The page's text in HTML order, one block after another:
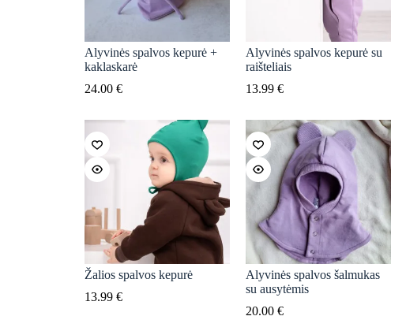
Alyvinės spalvos kepurė +
kaklaskarė
24.00€
Alyvinės spalvos kepurė su
raišteliais
13.99 €
Žalios spalvos kepurė
13.99€
Alyvinės spalvos šalmukas
su ausytėmis
20.00 €